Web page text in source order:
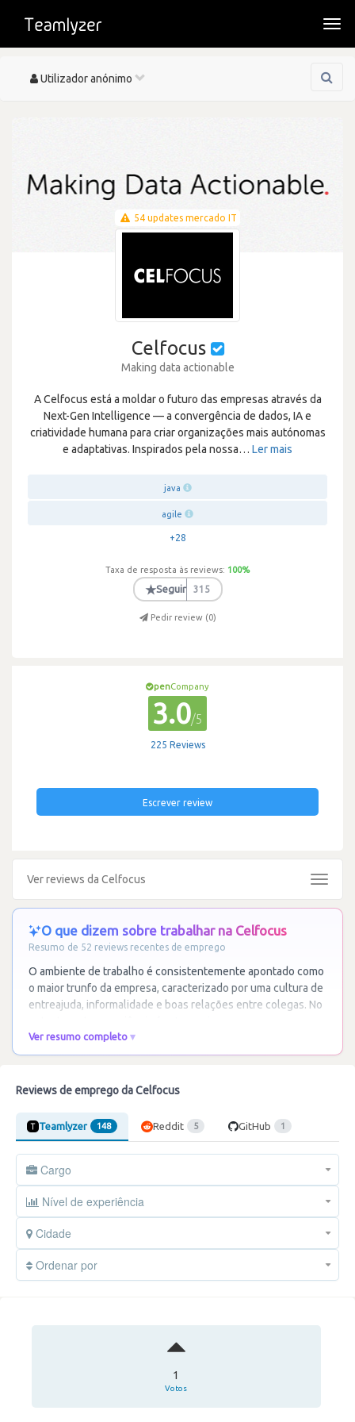
Toggle
Utilizador anónimo
54 updates mercado IT
Celfocus
Making data actionable
A Celfocus está a moldar o futuro das empresas através da
Next-Gen Intelligence — a convergência de dados, IA e
criatividade humana para criar organizações mais autónomas
e adaptativas. Inspirados pela nossa… Ler mais
java
agile
+28
Taxa de resposta às reviews: 100%
★Seguir 315
Pedir review (0)
penCompany
3.0/5
225 Reviews
Escrever review
Ver reviews da Celfocus
Toggle
O que dizem sobre trabalhar na Celfocus
Resumo de 52 reviews recentes de emprego
O ambiente de trabalho é consistentemente apontado como
o maior trunfo da empresa, caracterizado por uma cultura de
entreajuda, informalidade e boas relações entre colegas. No
Ver resumo completo
Reviews de emprego da Celfocus
Teamlyzer 148 Reddit 5 GitHub 1
Cargo
Nível de experiência
Cidade
Ordenar por
1
Votos